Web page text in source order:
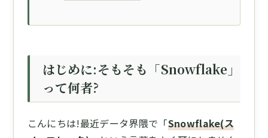
はじめに:そもそも「Snowflake」
って何者?
こんにちは!最近データ界隈で「Snowflake(ス